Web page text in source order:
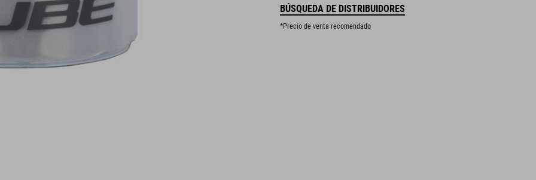
BÚSQUEDA DE DISTRIBUIDORES
*Precio de venta recomendado